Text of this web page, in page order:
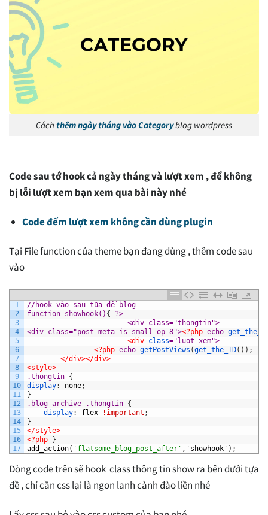
Cách thêm ngày tháng vào Categoryblog wordpress
Code sau tớ hook cả ngày tháng và lượt xem , để không
bị lỗi lượt xem bạn xem qua bài này nhé
Code đếm lượt xem không cần dùng plugin
Tại File function của theme bạn đang dùng , thêm code sau
vào
1
2
3
4
5
6
7
8
9
10
11
12
13
14
15
16
17
//hook vào sau tũa đề blog
function showhook() {
?>
<div class="post-meta is-small op-8"><?php echo
<div class="luot-xem">
<?php echo getPostViews (get_the_ID( ) ) ;
?>
</div></div>
<style>
.thongtin {
display: none;
}
.blog-archive .thongtin {
display: flex !important ;
}
</style>
<?php }
add_action( 'flatsome_blog_post_after' ,'showhook' ) ;
Dòng code trên sẽ hook class thông tin show ra bên dưới tựa
đề , chỉ cần css lại là ngon lanh cành đào liền nhé